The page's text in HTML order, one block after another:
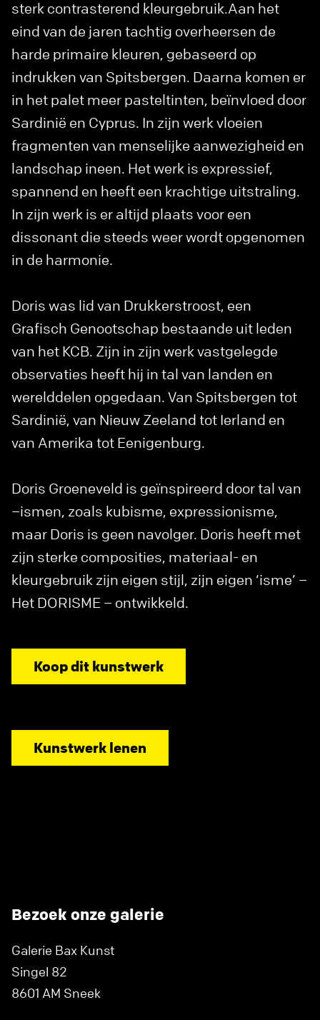
sterk contrasterend kleurgebruik.Aan het
eind van de jaren tachtig overheersen de
harde primaire kleuren, gebaseerd op
indrukken van Spitsbergen. Daarna komen er
in het palet meer pasteltinten, beïnvloed door
Sardinië en Cyprus. In zijn werk vloeien
fragmenten van menselijke aanwezigheid en
landschap ineen. Het werk is expressief,
spannend en heeft een krachtige uitstraling.
In zijn werk is er altijd plaats voor een
dissonant die steeds weer wordt opgenomen
in de harmonie.
Doris was lid van Drukkerstroost, een
Grafisch Genootschap bestaande uit leden
van het KCB. Zijn in zijn werk vastgelegde
observaties heeft hij in tal van landen en
werelddelen opgedaan. Van Spitsbergen tot
Sardinië, van Nieuw Zeeland tot Ierland en
van Amerika tot Eenigenburg.
Doris Groeneveld is geïnspireerd door tal van
–ismen, zoals kubisme, expressionisme,
maar Doris is geen navolger. Doris heeft met
zijn sterke composities, materiaal- en
kleurgebruik zijn eigen stijl, zijn eigen ‘isme’ –
Het DORISME – ontwikkeld.
Koop dit kunstwerk
Kunstwerk lenen
Bezoek onze galerie
Galerie Bax Kunst
Singel 82
8601 AM Sneek